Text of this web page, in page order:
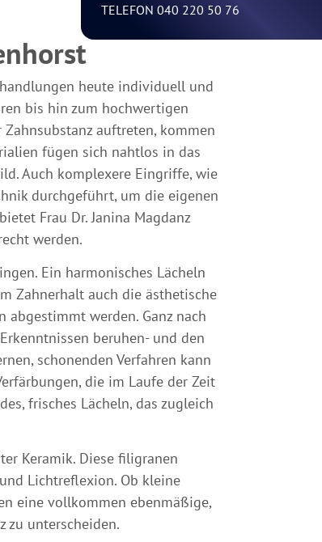
TELEFON 040 220 50 76
heute individuell und
bis hin zum hochwertigen
auftreten, kommen
fügen sich nahtlos in das
Auch komplexere Eingriffe, wie
durchgeführt, um die eigenen
Frau Dr. Janina Magdanz
werden.
Ein harmonisches Lächeln
Zahnerhalt auch die ästhetische
werden. Ganz nach
beruhen- und den
schonenden Verfahren kann
die im Laufe der Zeit
frisches Lächeln, das zugleich
Keramik. Diese filigranen
Lichtreflexion. Ob kleine
eine vollkommen ebenmäßige,
zu unterscheiden.